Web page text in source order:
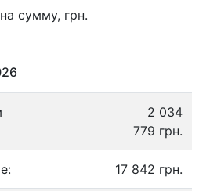
сумму, грн.
2 034
779 грн.
17 842 грн.